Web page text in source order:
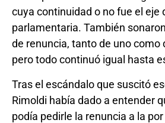
cuya continuidad o no fue el eje
parlamentaria. También
de renuncia, tanto de uno como
pero todo continuó igual hasta
Tras el escándalo que suscitó
Rimoldi había dado a entender
podía pedirle la renuncia a la